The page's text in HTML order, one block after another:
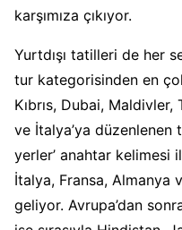
karşımıza çıkıyor.
Yurtdışı tatilleri de her
tur kategorisinden en
Kıbrıs, Dubai, Maldivler,
ve İtalya’ya düzenlenen
yerler’ anahtar kelimesi
İtalya, Fransa, Almanya
geliyor. Avrupa’dan